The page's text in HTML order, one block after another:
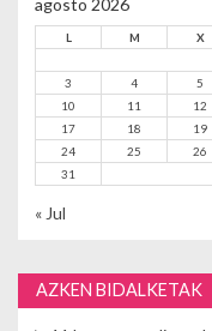
L M X
3
4 5
10
11 12
17
18 19
24
25 26
31
« Jul
AZKEN BIDALKETAK